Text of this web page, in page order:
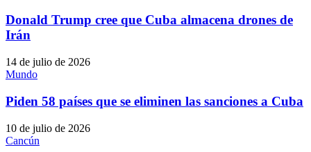
Donald Trump cree que Cuba almacena drones de
Irán
14 de julio de 2026
Mundo
Piden 58 países que se eliminen las sanciones a Cuba
10 de julio de 2026
Cancún